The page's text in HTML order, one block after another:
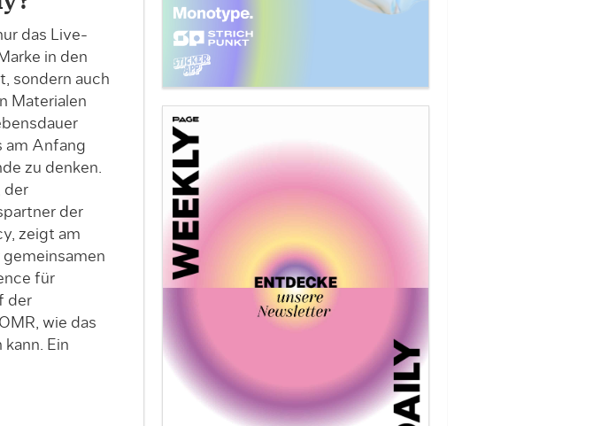
das Live-
in den
sondern auch
Materialen
am Anfang
zu denken.
der
der
zeigt am
gemeinsamen
für
der
wie das
Ein